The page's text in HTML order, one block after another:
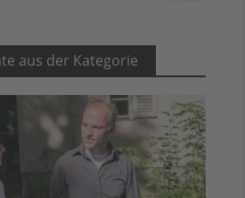
aus der Kategorie